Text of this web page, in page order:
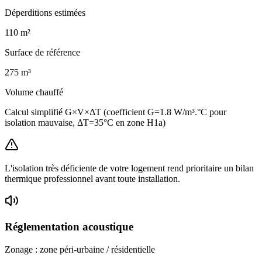
Déperditions estimées
110 m²
Surface de référence
275 m³
Volume chauffé
Calcul simplifié G×V×ΔT (coefficient G=1.8 W/m³.°C pour
isolation mauvaise, ΔT=35°C en zone H1a)
L'isolation très déficiente de votre logement rend prioritaire un bilan
thermique professionnel avant toute installation.
Réglementation acoustique
Zonage : zone péri-urbaine / résidentielle